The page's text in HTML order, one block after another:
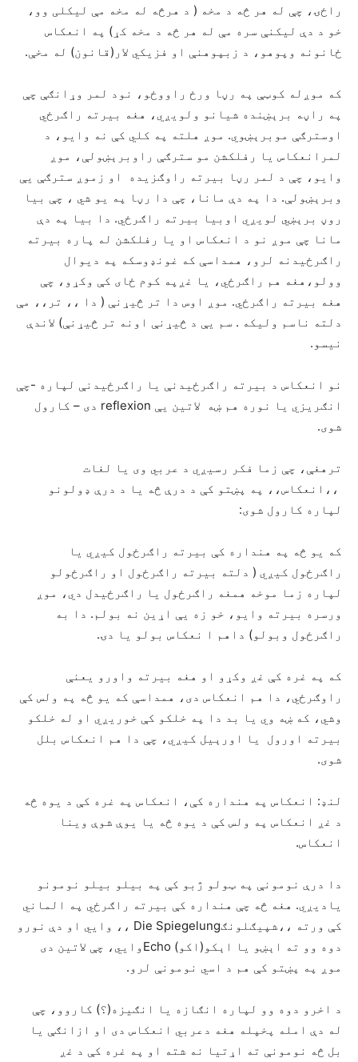
راځۍ، چې له هر څه د مخه ( د هرڅه له مخه مې لیکلی وو،
خو د دې لیکنې سره مې له هر څه د مخه کړ) په انعکاس
ځانونه وپوهو، د زبپوهنې او فزیکي لار(قانون) له مخې.
که موږله کوټې په رڼا ورځ راووځو، نود لمر وړانګې چې
په راڼه برېښنده شیانو ولویږي، هغه بیرته راګرځي
اوسترګې موبرېښوي. موږ هلته په کلي کې نه وایو، د
لمرانعکاس یا رفلکشن مو سترګې راوبرېښولې، موږ
وایو، چې د لمر رڼا بیرته راوګزیده او زموږ سترګې یې
وبرېښولې. دا په دې مانا، چې دا رڼا په یو شي ، چې بیا
روڼ برېښي لویږي اوبیا بیرته راګرځي. دا بیا په دې
مانا چې موږ نو د انعکاس او یا رفلکشن له پاره بیرته
راګرځیدنه لرو، همداسې که غونډوسکه په دیوال
وولو،هغه هم راګرځي، یا غږپه کوم ځای کې وکړو، چې
هغه بیرته راګرځي. موږ اوس دا تر څيړنې ( دا ،، تر،، مې
دلته ناسم ولیکه . سم یې د څيړنې اونه تر څيړنې) لاندې
نیسو.
نو انعکاس د بیرته راګرځیدنې یا راګرځیدنې لپاره -چې
انګریزي یا نوره هم ښه لاتین یې reflexion دی – کارول
شوی.
ترهغې، چې زما فکر رسیږي د عربي وی یا لغات
،،انعکاس،، په پښتو کې د درې څه یا د درې ډولونو
لپاره کارول شوی:
که یو څه په هنداره کې بیرته راګرځول کیږي یا
راګرځول کیږي ( دلته بیرته راګرځول او راګرځولو
لپاره زما موخه همغه راګرځول یا راګرځیدل دي، موږ
ورسره بیرته وایو، خو زه یې اړین نه بولم. دا به
راګرځول وبولو) داهم ا نعکاس بولو یا دۍ.
که په غره کې غږ وکړو او هغه بیرته واورو یعنې
راوګرځي، دا هم انعکاس دی، همداسې که یو څه په ولس کې
وشي، که ښه وي یا بد دا په خلکو کې خوریږي او له خلکو
بیرته اورول یا اورېیل کیږي، چې دا هم انعکاس بلل
شوی.
لنډ: انعکاس په هنداره کې، انعکاس په غره کې د یوه څه
د غږ انعکاس په ولس کې د یوه څه یا یوې شوې وینا
انعکاس.
دا درې نومونې په ټولو ژبو کې په بیلو بیلو نومونو
یادیږي. هغه څه چې هنداره کې بیرته راګرځي په الماني
کې ورته ،،شپیګلونګDie Spiegelung ،، وایي او دې نورو
دوه وو ته اېښو یا اېکو(اکو) Echoوایي، چې لاتین دی
موږ په پښتو کې هم د اسي نومونې لرو.
د اخرو دوه وو لپاره انګازه یا انګیزه(؟) کاروو، چې
له دې امله پخپله هغه دعربي انعکاس دی او ازانګې یا
بل څه نومونې ته اړتیا نه شته او په غره کې د غږ